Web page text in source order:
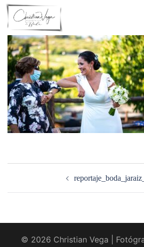
Saltar
contenido
© 2026 Christian Vega |